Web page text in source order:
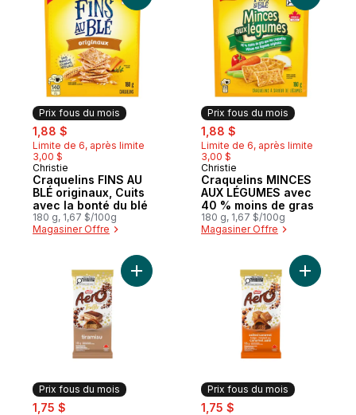
Prix fous du mois
sale:
1,88 $
Limite de 6, après limite
3,00 $
Prix fous du mois
Christie
Craquelins FINS AU
BLÉ originaux, Cuits
avec la bonté du blé
180 g, 1,67 $/100g
Magasiner Offre
Prix fous du mois
sale:
1,88 $
Limite de 6, après limite
3,00 $
Prix fous du mois
Christie
Craquelins MINCES
AUX LÉGUMES avec
40 % moins de gras
180 g, 1,67 $/100g
Magasiner Offre
Prix fous du mois
sale:
1,75 $
Ajouter Aero Barre De Chocolat Au Lait
Prix fous du mois
sale:
1,75 $
Ajouter